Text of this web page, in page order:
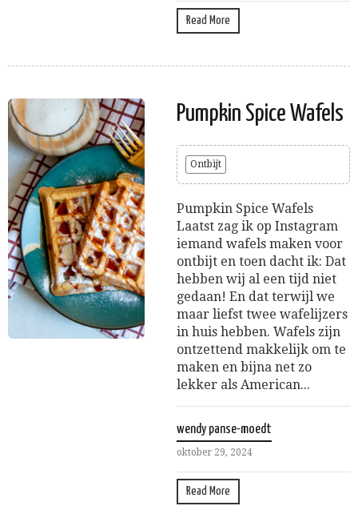
Read More
Pumpkin Spice Wafels
Ontbijt
Pumpkin Spice Wafels
Laatst zag ik op Instagram
iemand wafels maken voor
ontbijt en toen dacht ik: Dat
hebben wij al een tijd niet
gedaan! En dat terwijl we
maar liefst twee wafelijzers
in huis hebben. Wafels zijn
ontzettend makkelijk om te
maken en bijna net zo
lekker als American...
wendy panse-moedt
oktober 29, 2024
Read More